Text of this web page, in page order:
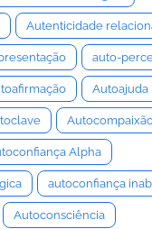
Autenticidade
auto-
Autoajuda
Alpha
autoconfiança
Autoconsciência